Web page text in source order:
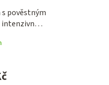
pověstným